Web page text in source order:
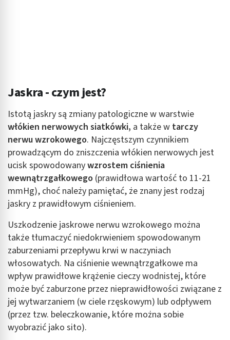
Jaskra - czym jest?
Istotą jaskry są zmiany patologiczne w warstwie
włókien nerwowych siatkówki, a także w tarczy
nerwu wzrokowego. Najczęstszym czynnikiem
prowadzącym do zniszczenia włókien nerwowych jest
ucisk spowodowanywzrostem ciśnienia
wewnątrzgałkowego (prawidłowa wartość to 11-21
mmHg), choć należy pamiętać, że znany jest rodzaj
jaskry z prawidłowym ciśnieniem.
Uszkodzenie jaskrowe nerwu wzrokowego można
także tłumaczyć niedokrwieniem spowodowanym
zaburzeniami przepływu krwi w naczyniach
włosowatych. Na ciśnienie wewnątrzgałkowe ma
wpływ prawidłowe krążenie cieczy wodnistej, które
może być zaburzone przez nieprawidłowości związane z
jej wytwarzaniem (w ciele rzęskowym) lub odpływem
(przez tzw. beleczkowanie, które można sobie
wyobrazić jako sito).